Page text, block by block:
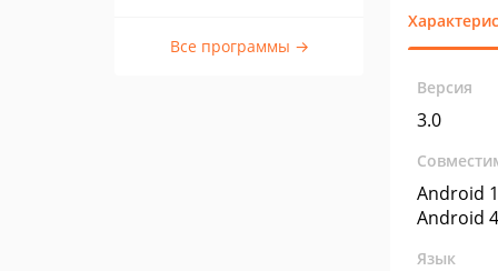
Все программы →
Версия
3.0
Android
Android
Язык